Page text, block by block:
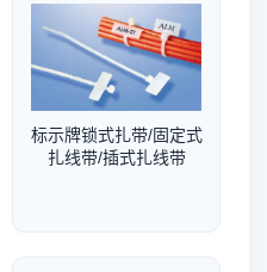
标示牌锁式扎带/固定式
扎线带/插式扎线带